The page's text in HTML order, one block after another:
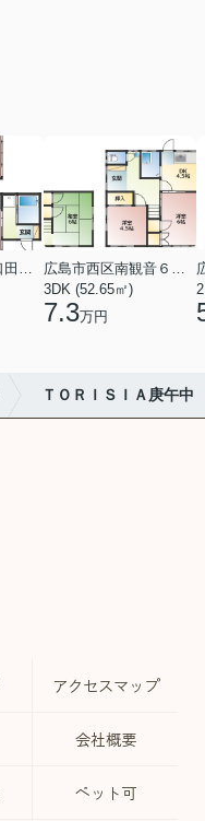
3DK (52.65㎡)
7.3万円
ＴＯＲＩＳＩＡ庚午中
アクセスマップ
会社概要
ペット可